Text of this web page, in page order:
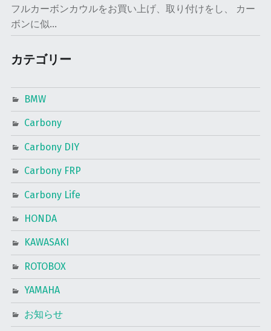
フルカーボンカウルをお買い上げ、取り付けをし、 カー
ボンに似...
カテゴリー
BMW
Carbony
Carbony DIY
Carbony FRP
Carbony Life
HONDA
KAWASAKI
ROTOBOX
YAMAHA
お知らせ